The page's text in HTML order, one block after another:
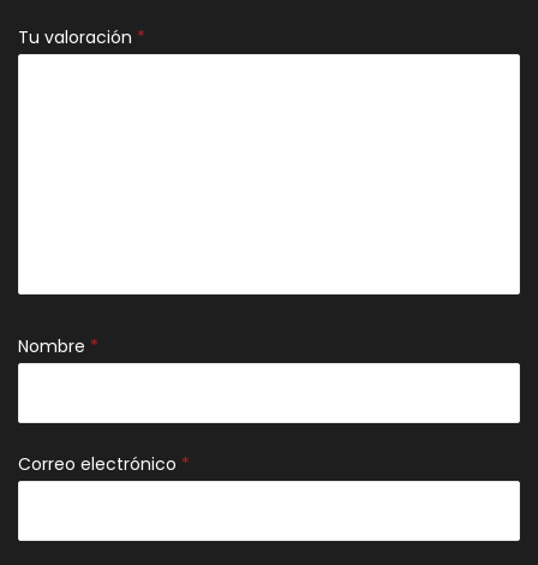
Tu valoración *
Nombre *
Correo electrónico *